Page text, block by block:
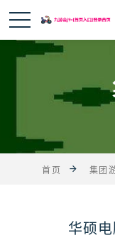
首页 集团
华硕